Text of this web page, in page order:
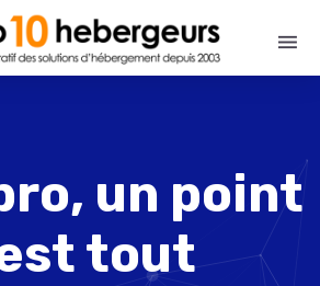
un point
tout